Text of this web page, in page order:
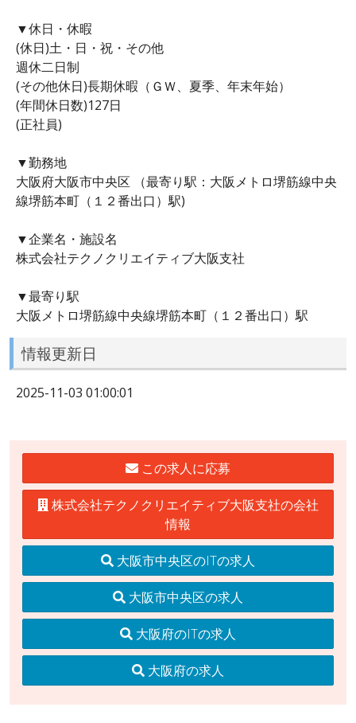
▼休日・休暇
(休日)土・日・祝・その他
週休二日制
(その他休日)長期休暇（ＧＷ、夏季、年末年始）
(年間休日数)127日
(正社員)
▼勤務地
大阪府大阪市中央区 （最寄り駅：大阪メトロ堺筋線中央
線堺筋本町（１２番出口）駅)
▼企業名・施設名
株式会社テクノクリエイティブ大阪支社
▼最寄り駅
大阪メトロ堺筋線中央線堺筋本町（１２番出口）駅
情報更新日
2025-11-03 01:00:01
この求人に応募
株式会社テクノクリエイティブ大阪支社の会社
情報
大阪市中央区のITの求人
大阪市中央区の求人
大阪府のITの求人
大阪府の求人